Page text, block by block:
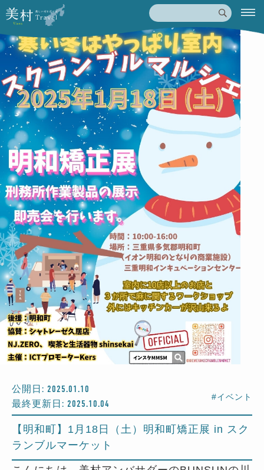
公開日: 2025.01.10
最終更新日: 2025.10.04
#イベント
【明和町】1月18日（土）明和町矯正展 in スク
ランブルマーケット